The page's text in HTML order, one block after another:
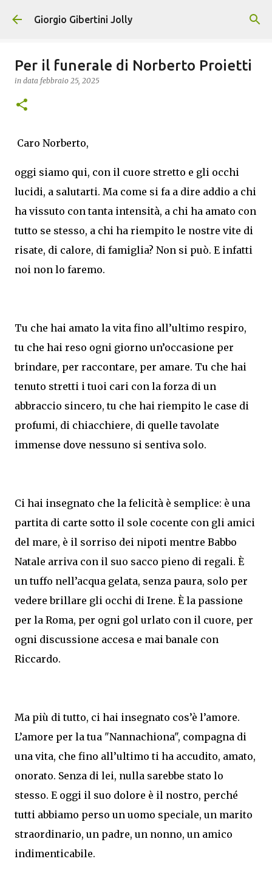
Passa ai contenuti principali
Giorgio Gibertini Jolly
Per il funerale di Norberto Proietti
in data febbraio 25, 2025
Caro Norberto,
oggi siamo qui, con il cuore stretto e gli occhi
lucidi, a salutarti. Ma come si fa a dire addio a chi
ha vissuto con tanta intensità, a chi ha amato con
tutto se stesso, a chi ha riempito le nostre vite di
risate, di calore, di famiglia? Non si può. E infatti
noi non lo faremo.
Tu che hai amato la vita fino all’ultimo respiro,
tu che hai reso ogni giorno un’occasione per
brindare, per raccontare, per amare. Tu che hai
tenuto stretti i tuoi cari con la forza di un
abbraccio sincero, tu che hai riempito le case di
profumi, di chiacchiere, di quelle tavolate
immense dove nessuno si sentiva solo.
Ci hai insegnato che la felicità è semplice: è una
partita di carte sotto il sole cocente con gli amici
del mare, è il sorriso dei nipoti mentre Babbo
Natale arriva con il suo sacco pieno di regali. È
un tuffo nell’acqua gelata, senza paura, solo per
vedere brillare gli occhi di Irene. È la passione
per la Roma, per ogni gol urlato con il cuore, per
ogni discussione accesa e mai banale con
Riccardo.
Ma più di tutto, ci hai insegnato cos’è l’amore.
L’amore per la tua "Nannachiona", compagna di
una vita, che fino all’ultimo ti ha accudito, amato,
onorato. Senza di lei, nulla sarebbe stato lo
stesso. E oggi il suo dolore è il nostro, perché
tutti abbiamo perso un uomo speciale, un marito
straordinario, un padre, un nonno, un amico
indimenticabile.